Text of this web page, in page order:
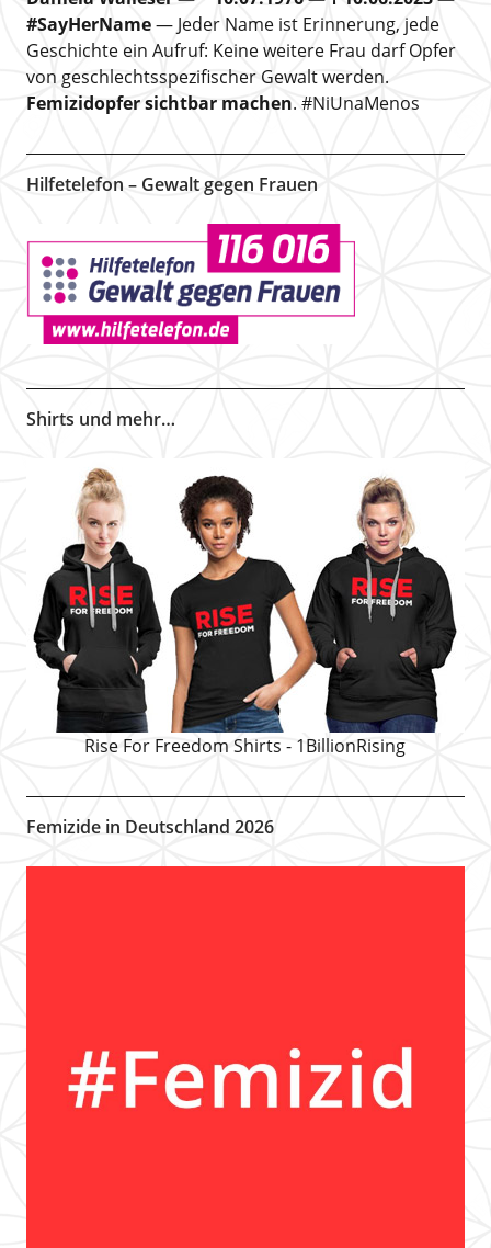
#SayHerName— Jeder Name ist Erinnerung, jede
Geschichte ein Aufruf: Keine weitere Frau darf Opfer
von geschlechtsspezifischer Gewalt werden.
Femizidopfer sichtbar machen. #NiUnaMenos
Hilfetelefon – Gewalt gegen Frauen
Shirts und mehr…
Rise For Freedom Shirts - 1BillionRising
Femizide in Deutschland 2026